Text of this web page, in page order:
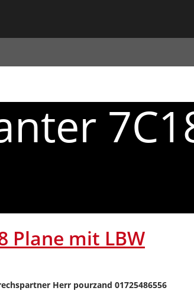
Plane mit LBW
Herr pourzand 01725486556